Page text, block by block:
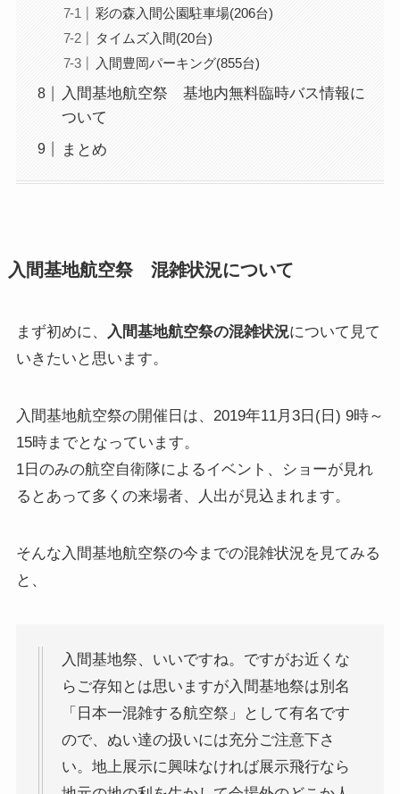
彩の森入間公園駐車場(206台)
タイムズ入間(20台)
入間豊岡パーキング(855台)
入間基地航空祭 基地内無料臨時バス情報に
ついて
まとめ
入間基地航空祭 混雑状況について
まず初めに、 入間基地航空祭の混雑状況について見て
いきたいと思います。
入間基地航空祭の開催日は、2019年11月3日(日) 9時～
15時までとなっています。
1日のみの航空自衛隊によるイベント、ショーが見れ
るとあって多くの来場者、人出が見込まれます。
そんな入間基地航空祭の今までの混雑状況を見てみる
と、
入間基地祭、いいですね。ですがお近くな
らご存知とは思いますが入間基地祭は別名
「日本一混雑する航空祭」として有名です
ので、ぬい達の扱いには充分ご注意下さ
い。地上展示に興味なければ展示飛行なら